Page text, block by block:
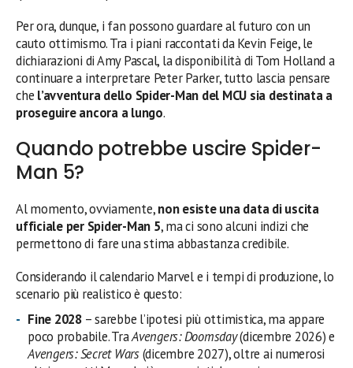
Per ora, dunque, i fan possono guardare al futuro con un
cauto ottimismo. Tra i piani raccontati da Kevin Feige, le
dichiarazioni di Amy Pascal, la disponibilità di Tom Holland a
continuare a interpretare Peter Parker, tutto lascia pensare
che l’avventura dello Spider-Man del MCU sia destinata a
proseguire ancora a lungo.
Quando potrebbe uscire Spider-
Man 5?
Al momento, ovviamente,non esiste una data di uscita
ufficiale per Spider-Man 5, ma ci sono alcuni indizi che
permettono di fare una stima abbastanza credibile.
Considerando il calendario Marvel e i tempi di produzione, lo
scenario più realistico è questo:
Fine 2028– sarebbe l’ipotesi più ottimistica, ma appare
poco probabile. TraAvengers: Doomsday(dicembre 2026) e
Avengers: Secret Wars(dicembre 2027), oltre ai numerosi